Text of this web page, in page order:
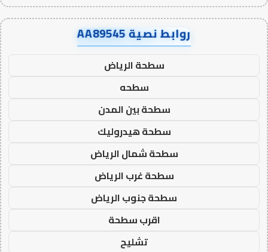
روابط نصية AA89545
سطحة الرياض
سطحه
سطحة بين المدن
سطحة هيدروليك
سطحة شمال الرياض
سطحة غرب الرياض
سطحة جنوب الرياض
اقرب سطحة
تشليح